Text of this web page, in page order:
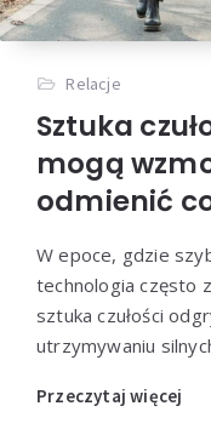
Relacje
Sztuka
mogą
odmienić
W epoce, gdzie
technologia często
sztuka czułości
utrzymywaniu
Przeczytaj więcej